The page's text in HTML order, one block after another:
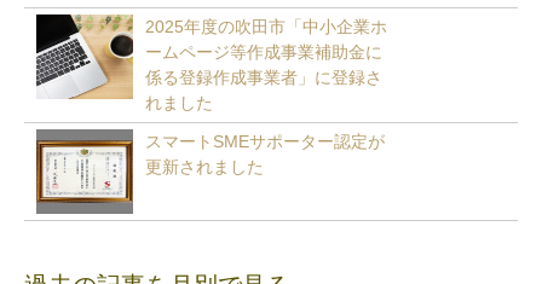
2025年度の吹田市「中小企業ホ
ームページ等作成事業補助金に
係る登録作成事業者」に登録さ
れました
スマートSMEサポーター認定が
更新されました